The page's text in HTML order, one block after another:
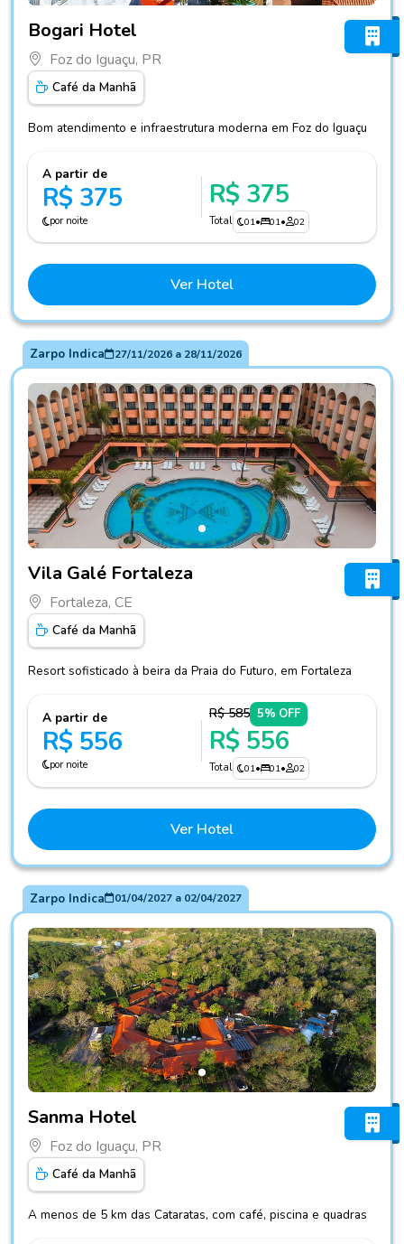
Bogari Hotel
Foz do Iguaçu, PR
Café da Manhã
Bom atendimento e infraestrutura moderna em Foz do Iguaçu
A partir de
R$ 375
por noite
R$ 375
Total 01• 01• 02
Ver Hotel
Zarpo Indica 27/11/2026a 28/11/2026
Vila Galé Fortaleza
Fortaleza, CE
Café da Manhã
Resort sofisticado à beira da Praia do Futuro, em Fortaleza
A partir de
R$ 556
por noite
R$ 585 5% OFF
R$ 556
Total 01• 01• 02
Ver Hotel
Zarpo Indica 01/04/2027a 02/04/2027
Sanma Hotel
Foz do Iguaçu, PR
Café da Manhã
A menos de 5 km das Cataratas, com café, piscina e quadras